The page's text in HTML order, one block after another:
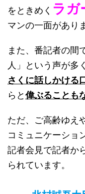
をときめく ラガ
マンの一面があり
また、番記者の間
人」という声が多
さくに話しかける
らと偉ぶることも
ただ、ご高齢ゆえ
コミュニケーショ
記者会見で記者か
られています。